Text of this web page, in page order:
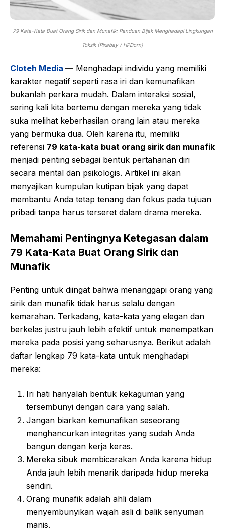
79 Kata-Kata Buat Orang Sirik dan Munafik: Panduan Bijak Menghadapi Lingkungan
Toksik (Pixabay / HPDorn)
Cloteh Media — Menghadapi individu yang memiliki
karakter negatif seperti rasa iri dan kemunafikan
bukanlah perkara mudah. Dalam interaksi sosial,
sering kali kita bertemu dengan mereka yang tidak
suka melihat keberhasilan orang lain atau mereka
yang bermuka dua. Oleh karena itu, memiliki
referensi 79 kata-kata buat orang sirik dan munafik
menjadi penting sebagai bentuk pertahanan diri
secara mental dan psikologis. Artikel ini akan
menyajikan kumpulan kutipan bijak yang dapat
membantu Anda tetap tenang dan fokus pada tujuan
pribadi tanpa harus terseret dalam drama mereka.
Memahami Pentingnya Ketegasan dalam
79 Kata-Kata Buat Orang Sirik dan
Munafik
Penting untuk diingat bahwa menanggapi orang yang
sirik dan munafik tidak harus selalu dengan
kemarahan. Terkadang, kata-kata yang elegan dan
berkelas justru jauh lebih efektif untuk menempatkan
mereka pada posisi yang seharusnya. Berikut adalah
daftar lengkap 79 kata-kata untuk menghadapi
mereka:
Iri hati hanyalah bentuk kekaguman yang
tersembunyi dengan cara yang salah.
Jangan biarkan kemunafikan seseorang
menghancurkan integritas yang sudah Anda
bangun dengan kerja keras.
Mereka sibuk membicarakan Anda karena hidup
Anda jauh lebih menarik daripada hidup mereka
sendiri.
Orang munafik adalah ahli dalam
menyembunyikan wajah asli di balik senyuman
manis.